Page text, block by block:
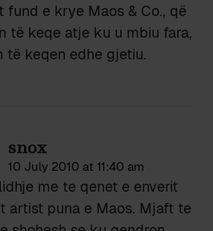
fund e krye Maos & Co., që
të keqe atje ku u mbiu fara,
të keqen edhe gjetiu.
snox
10 July 2010 at 11:40 am
me te qenet e enverit
artist puna e Maos. Mjaft te